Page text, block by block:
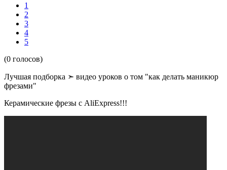
1
2
3
4
5
(0 голосов)
Лучшая подборка ➣ видео уроков о том "как делать маникюр
фрезами"
Керамические фрезы с AliExpress!!!